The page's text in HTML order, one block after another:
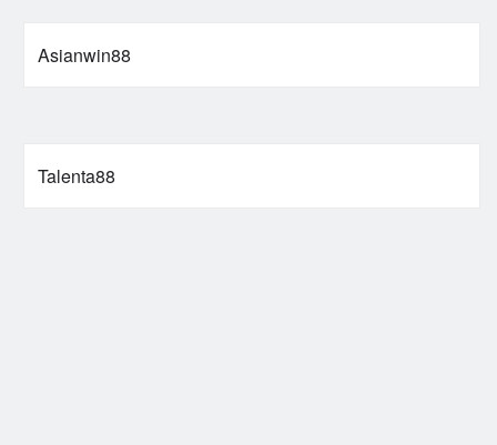
Asianwin88
Talenta88